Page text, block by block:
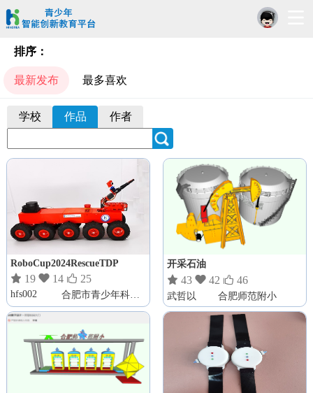
排序：
最新发布 最多喜欢
学校 作品 作者
RoboCup2024RescueTDP
 19  14  25
hfs002 合肥市青少年科技创新教育学会
开采石油
 43  42  46
武哲以 合肥师范附小